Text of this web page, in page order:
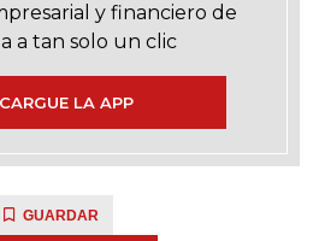
y financiero de
a tan solo un clic
LA APP
GUARDAR